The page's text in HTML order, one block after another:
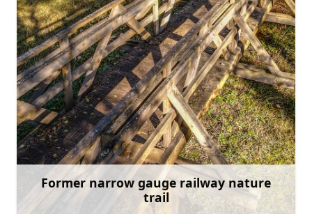
Former narrow gauge railway nature
trail
slitere@daba.gov.lv
+371 67800389
Mine
Rohkem teavet